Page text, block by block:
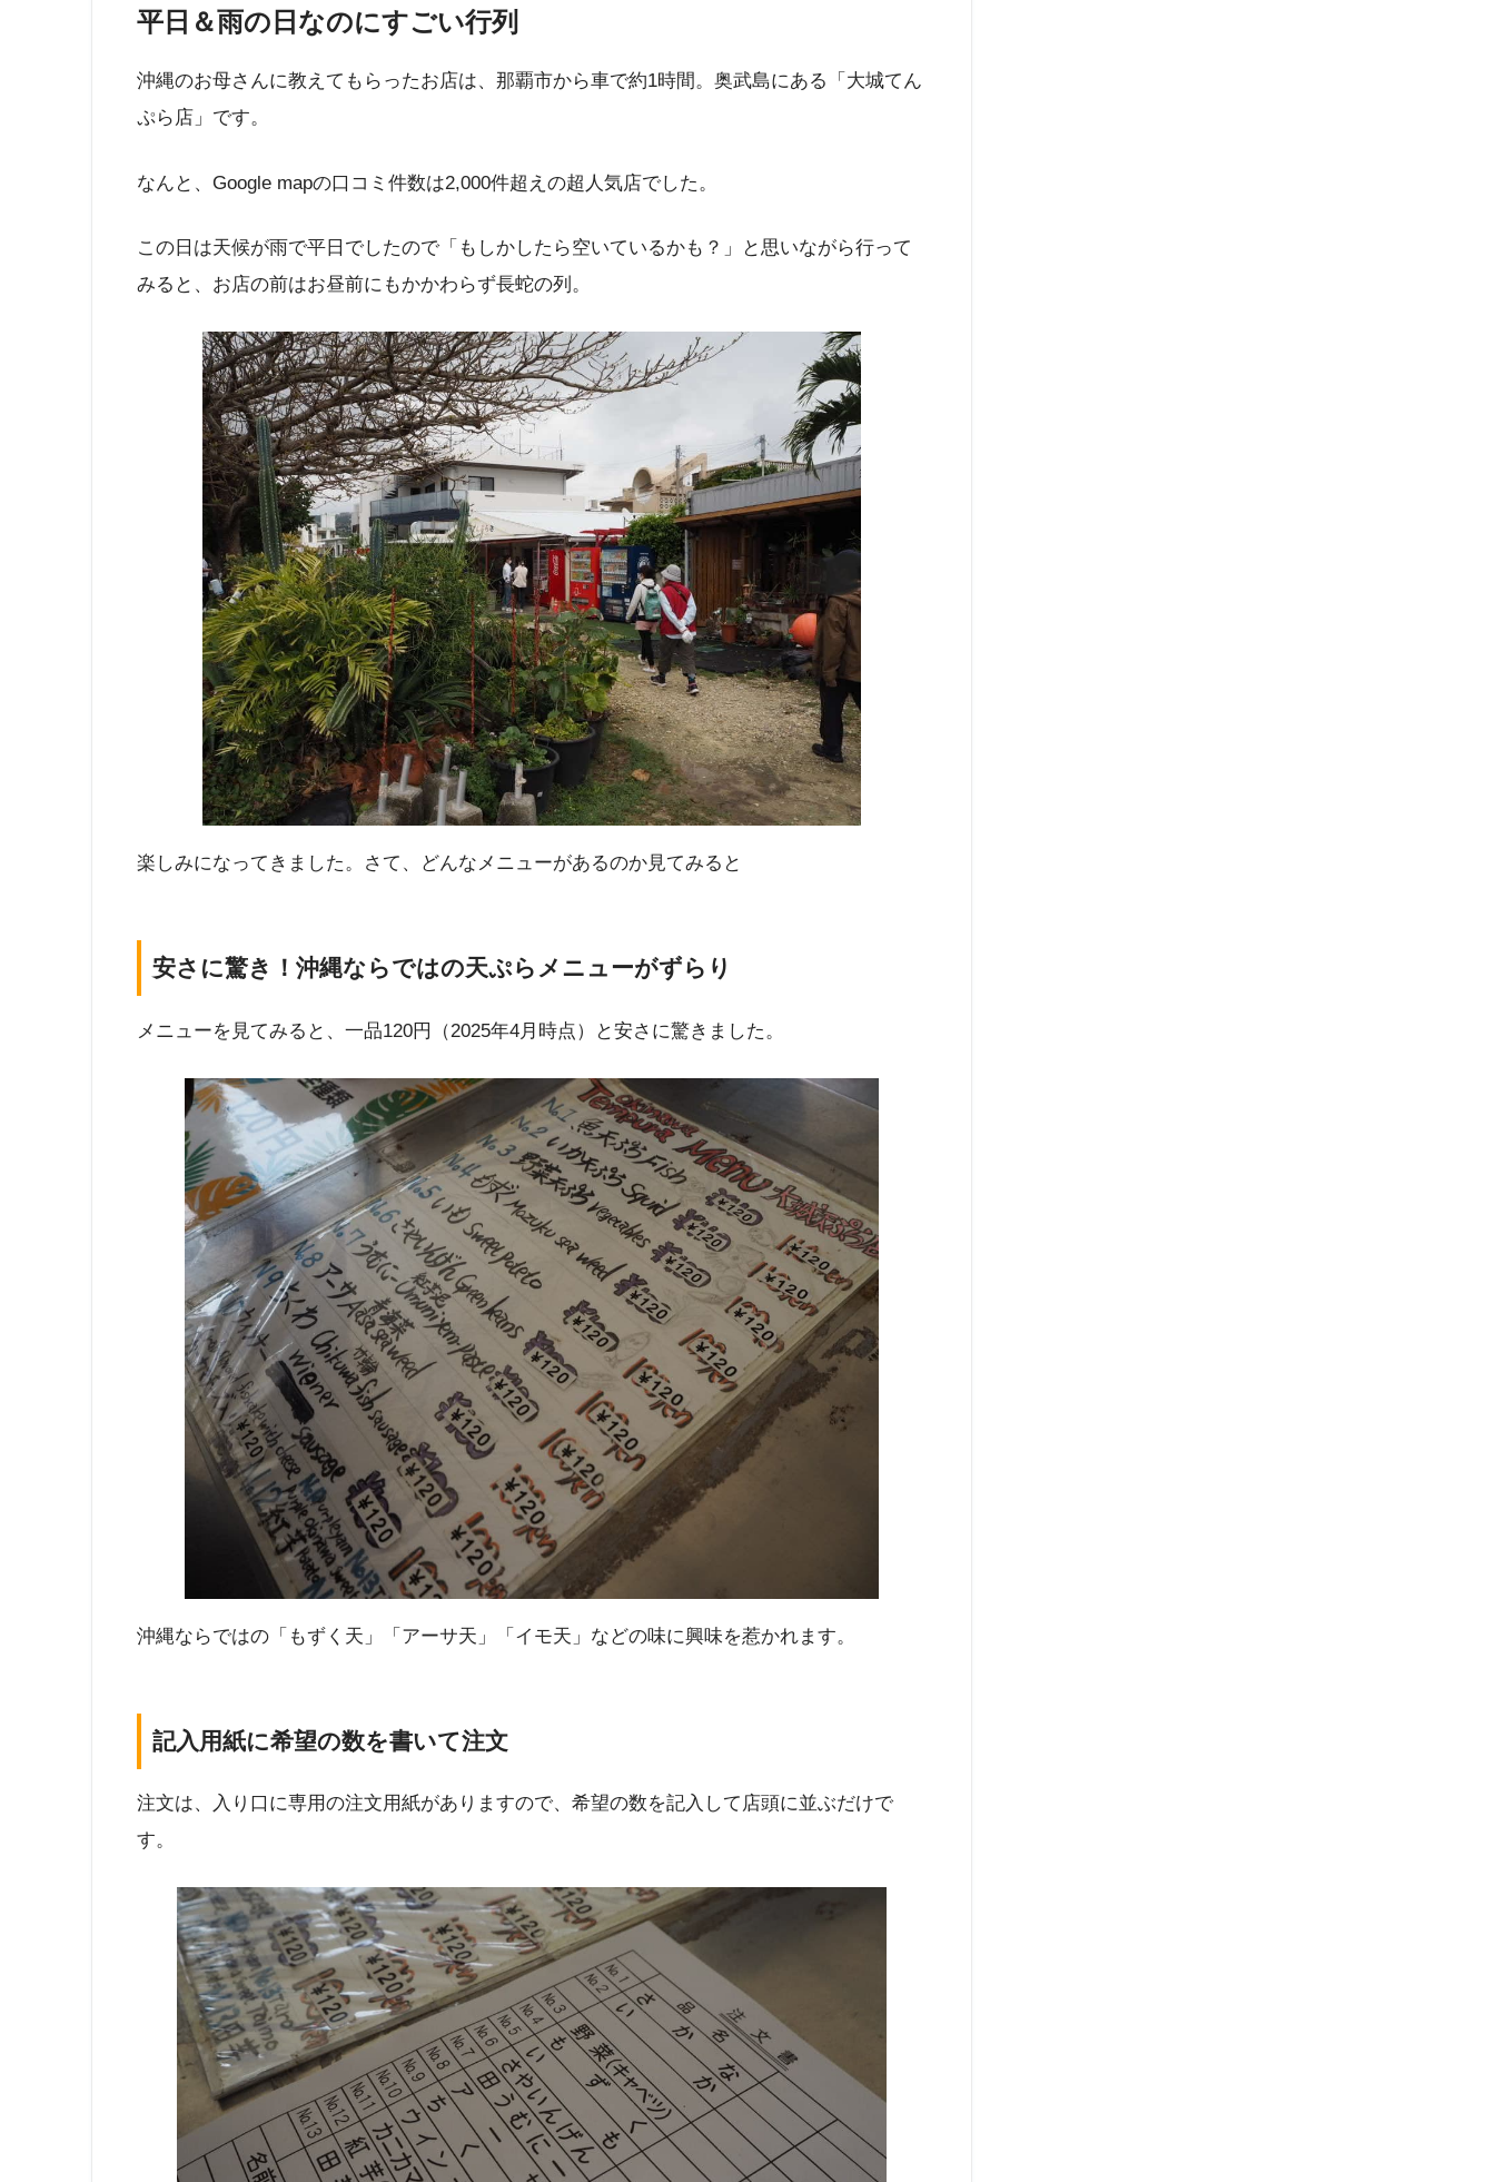
平日＆雨の日なのにすごい行列
沖縄のお母さんに教えてもらったお店は、那覇市から車で約1時間。奥武島にある「大城てん
ぷら店」です。
なんと、Google mapの口コミ件数は2,000件超えの超人気店でした。
この日は天候が雨で平日でしたので「もしかしたら空いているかも？」と思いながら行って
みると、お店の前はお昼前にもかかわらず長蛇の列。
楽しみになってきました。さて、どんなメニューがあるのか見てみると
安さに驚き！沖縄ならではの天ぷらメニューがずらり
メニューを見てみると、一品120円（2025年4月時点）と安さに驚きました。
沖縄ならではの「もずく天」「アーサ天」「イモ天」などの味に興味を惹かれます。
記入用紙に希望の数を書いて注文
注文は、入り口に専用の注文用紙がありますので、希望の数を記入して店頭に並ぶだけで
す。